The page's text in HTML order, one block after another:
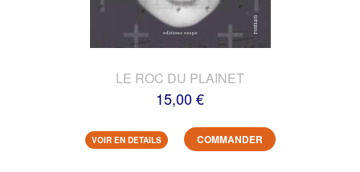
LE ROC DU PLAINET
15,00 €
VOIR EN DETAILS COMMANDER